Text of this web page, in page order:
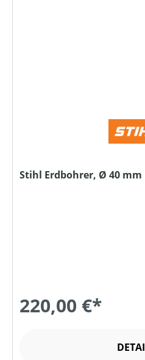
Stihl Erdbohrer, Ø 40 mm
220,00 €*